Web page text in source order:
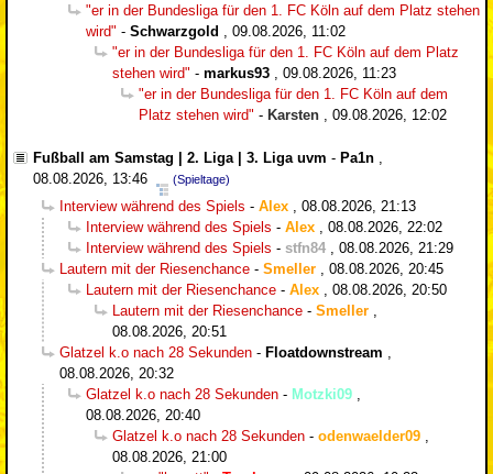
"er in der Bundesliga für den 1. FC Köln auf dem Platz stehen
wird" - Schwarzgold , 09.08.2026, 11:02
"er in der Bundesliga für den 1. FC Köln auf dem Platz
stehen wird" - markus93 , 09.08.2026, 11:23
"er in der Bundesliga für den 1. FC Köln auf dem
Platz stehen wird" - Karsten , 09.08.2026, 12:02
Fußball am Samstag | 2. Liga | 3. Liga uvm - Pa1n
08.08.2026, 13:46
(Spieltage)
Interview während des Spiels - Alex
08.08.2026, 21:13
Interview während des Spiels - Alex
08.08.2026, 22:02
Interview während des Spiels - stfn84
08.08.2026, 21:29
Lautern mit der Riesenchance - Smeller
08.08.2026, 20:45
Lautern mit der Riesenchance - Alex
08.08.2026, 20:50
Lautern mit der Riesenchance - Smeller
08.08.2026, 20:51
Glatzel k.o nach 28 Sekunden - Floatdownstream
08.08.2026, 20:32
Glatzel k.o nach 28 Sekunden - Motzki09
08.08.2026, 20:40
Glatzel k.o nach 28 Sekunden - odenwaelder09
08.08.2026, 21:00